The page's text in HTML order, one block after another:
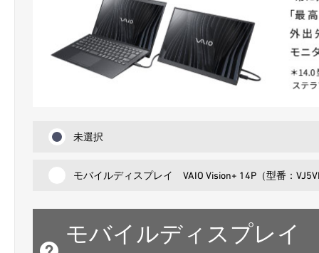
未選択
モバイルディスプレイ VAIO Vision+ 14P（型番：
モバイルディスプレ